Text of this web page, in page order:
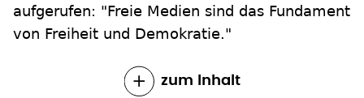
aufgerufen: "Freie Medien sind das Fundament
von Freiheit und Demokratie."
zum Inhalt